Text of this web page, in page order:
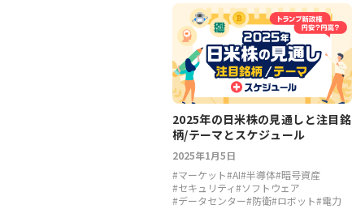
2025年の日米株の見通しと注目銘
柄/テーマとスケジュール
2025年1月5日
#マーケット#AI#半導体#暗号資産
#セキュリティ#ソフトウェア
#データセンター#防衛#ロボット#電力